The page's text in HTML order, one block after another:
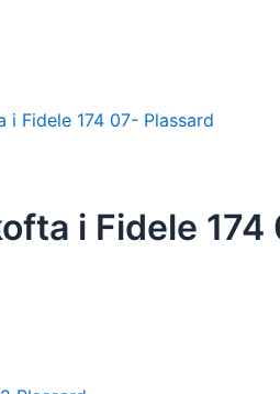
i Fidele 174